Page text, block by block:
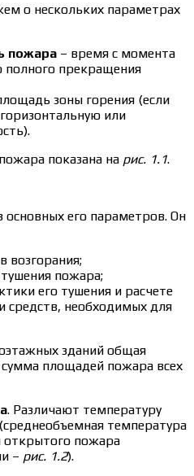
о нескольких параметрах
пожара – время с момента
полного прекращения
зоны горения (если
или
показана на рис. 1.1.
его параметров. Он
возгорания;
пожара;
его тушения и расчете
средств, необходимых для
зданий общая
площадей пожара всех
. Различают температуру
температура
открытого пожара
– рис. 1.2).